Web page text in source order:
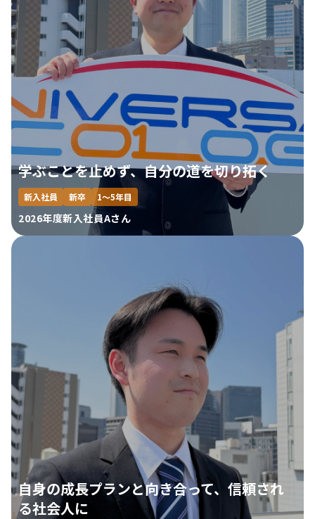
学ぶことを止めず、自分の道を切り拓く
新入社員 新卒 1～5年目
2026年度新入社員Aさん
自身の成長プランと向き合って、信頼され
る社会人に